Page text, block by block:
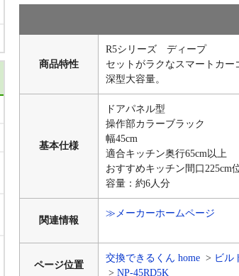
商品特性
R5シリーズ ディープ
セットがラクなスマートカー
深型大容量。
基本仕様
ドアパネル型
操作部カラーブラック
幅45cm
適合キッチン奥行65cm以上
おすすめキッチン間口225cm
容量：約6人分
関連情報
≫メーカーホームページ
ページ位置
交換できるくん home ビル
NP-45RD5K